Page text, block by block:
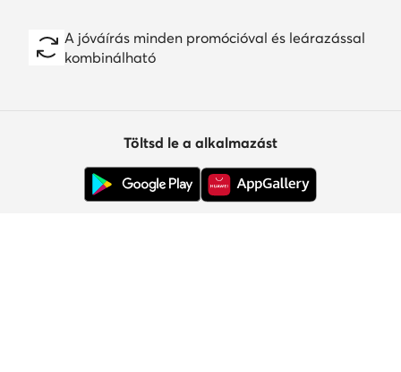
A jóváírás minden promócióval és leárazással
kombinálható
Töltsd le a alkalmazást